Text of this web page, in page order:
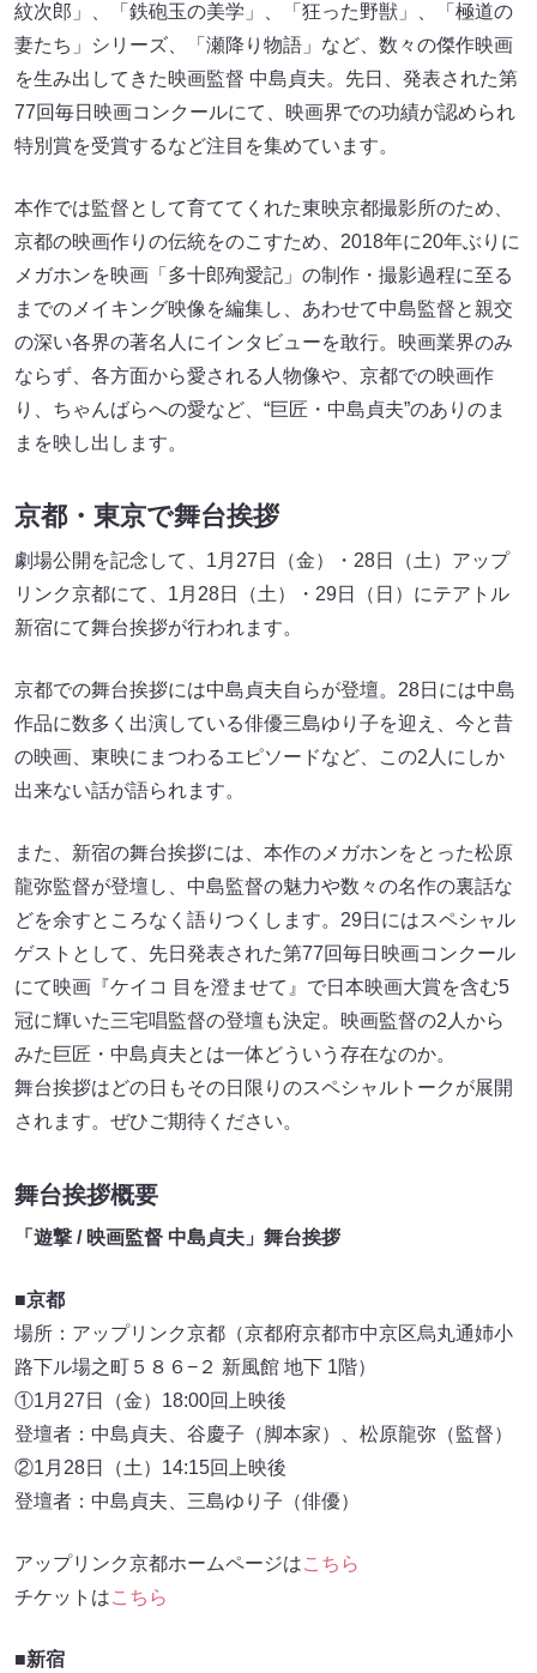
紋次郎」、「鉄砲玉の美学」、「狂った野獣」、「極道の
妻たち」シリーズ、「瀬降り物語」など、数々の傑作映画
を生み出してきた映画監督 中島貞夫。先日、発表された第
77回毎日映画コンクールにて、映画界での功績が認められ
特別賞を受賞するなど注目を集めています。
本作では監督として育ててくれた東映京都撮影所のため、
京都の映画作りの伝統をのこすため、2018年に20年ぶりに
メガホンを映画「多十郎殉愛記」の制作・撮影過程に至る
までのメイキング映像を編集し、あわせて中島監督と親交
の深い各界の著名人にインタビューを敢行。映画業界のみ
ならず、各方面から愛される人物像や、京都での映画作
り、ちゃんばらへの愛など、“巨匠・中島貞夫”のありのま
まを映し出します。
京都・東京で舞台挨拶
劇場公開を記念して、1月27日（金）・28日（土）アップ
リンク京都にて、1月28日（土）・29日（日）にテアトル
新宿にて舞台挨拶が行われます。
京都での舞台挨拶には中島貞夫自らが登壇。28日には中島
作品に数多く出演している俳優三島ゆり子を迎え、今と昔
の映画、東映にまつわるエピソードなど、この2人にしか
出来ない話が語られます。
また、新宿の舞台挨拶には、本作のメガホンをとった松原
龍弥監督が登壇し、中島監督の魅力や数々の名作の裏話な
どを余すところなく語りつくします。29日にはスペシャル
ゲストとして、先日発表された第77回毎日映画コンクール
にて映画『ケイコ 目を澄ませて』で日本映画大賞を含む5
冠に輝いた三宅唱監督の登壇も決定。映画監督の2人から
みた巨匠・中島貞夫とは一体どういう存在なのか。
舞台挨拶はどの日もその日限りのスペシャルトークが展開
されます。ぜひご期待ください。
舞台挨拶概要
「遊撃 / 映画監督 中島貞夫」舞台挨拶
■京都
場所：アップリンク京都（京都府京都市中京区烏丸通姉小
路下ル場之町５８６−２ 新風館 地下 1階）
①1月27日（金）18:00回上映後
登壇者：中島貞夫、谷慶子（脚本家）、松原龍弥（監督）
②1月28日（土）14:15回上映後
登壇者：中島貞夫、三島ゆり子（俳優）
アップリンク京都ホームページはこちら
チケットはこちら
■新宿